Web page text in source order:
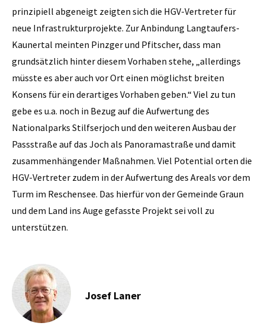
prinzipiell abgeneigt zeigten sich die HGV-Vertreter für
neue Infrastrukturprojekte. Zur Anbindung Langtaufers-
Kaunertal meinten Pinzger und Pfitscher, dass man
grundsätzlich hinter diesem Vorhaben stehe, „allerdings
müsste es aber auch vor Ort einen möglichst breiten
Konsens für ein derartiges Vorhaben geben.“ Viel zu tun
gebe es u.a. noch in Bezug auf die Aufwertung des
Nationalparks Stilfserjoch und den weiteren Ausbau der
Passstraße auf das Joch als Panoramastraße und damit
zusammenhängender Maßnahmen. Viel Potential orten die
HGV-Vertreter zudem in der Aufwertung des Areals vor dem
Turm im Reschensee. Das hierfür von der Gemeinde Graun
und dem Land ins Auge gefasste Projekt sei voll zu
unterstützen.
Josef Laner